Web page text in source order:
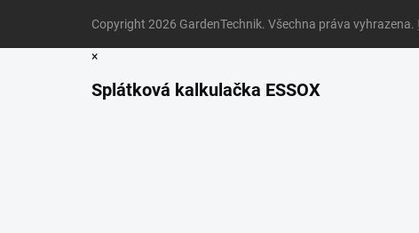
Copyright 2026 GardenTechnik. Všechna práva vyhrazena.
×
Splátková kalkulačka ESSOX